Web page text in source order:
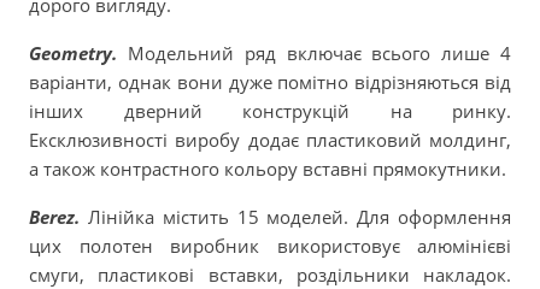
дорого вигляду.
Geometry. Модельний ряд включає всього лише 4
варіанти, однак вони дуже помітно відрізняються від
інших дверний конструкцій на ринку.
Ексклюзивності виробу додає пластиковий молдинг,
а також контрастного кольору вставні прямокутники.
Berez. Лінійка містить 15 моделей. Для оформлення
цих полотен виробник використовує алюмінієві
смуги, пластикові вставки, роздільники накладок.